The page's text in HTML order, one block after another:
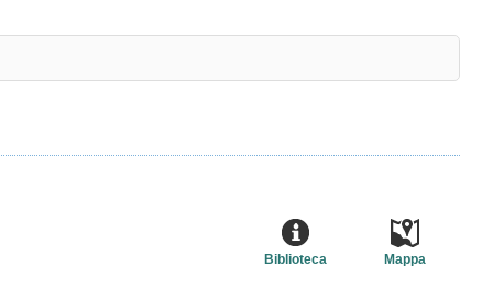
Mappa
Biblioteca